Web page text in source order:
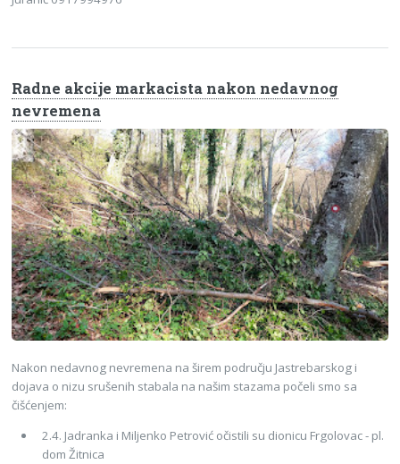
Radne akcije markacista nakon nedavnog
nevremena
Nakon nedavnog nevremena na širem području Jastrebarskog i
dojava o nizu srušenih stabala na našim stazama počeli smo sa
čišćenjem:
2.4. Jadranka i Miljenko Petrović očistili su dionicu Frgolovac - pl.
dom Žitnica